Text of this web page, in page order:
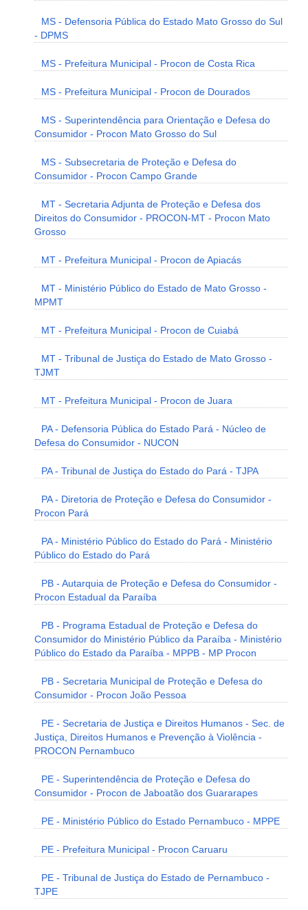
MS - Defensoria Pública do Estado Mato Grosso do Sul
- DPMS
MS - Prefeitura Municipal - Procon de Costa Rica
MS - Prefeitura Municipal - Procon de Dourados
MS - Superintendência para Orientação e Defesa do
Consumidor - Procon Mato Grosso do Sul
MS - Subsecretaria de Proteção e Defesa do
Consumidor - Procon Campo Grande
MT - Secretaria Adjunta de Proteção e Defesa dos
Direitos do Consumidor - PROCON-MT - Procon Mato
Grosso
MT - Prefeitura Municipal - Procon de Apiacás
MT - Ministério Público do Estado de Mato Grosso -
MPMT
MT - Prefeitura Municipal - Procon de Cuiabá
MT - Tribunal de Justiça do Estado de Mato Grosso -
TJMT
MT - Prefeitura Municipal - Procon de Juara
PA - Defensoria Pública do Estado Pará - Núcleo de
Defesa do Consumidor - NUCON
PA - Tribunal de Justiça do Estado do Pará - TJPA
PA - Diretoria de Proteção e Defesa do Consumidor -
Procon Pará
PA - Ministério Público do Estado do Pará - Ministério
Público do Estado do Pará
PB - Autarquia de Proteção e Defesa do Consumidor -
Procon Estadual da Paraíba
PB - Programa Estadual de Proteção e Defesa do
Consumidor do Ministério Público da Paraíba - Ministério
Público do Estado da Paraíba - MPPB - MP Procon
PB - Secretaria Municipal de Proteção e Defesa do
Consumidor - Procon João Pessoa
PE - Secretaria de Justiça e Direitos Humanos - Sec. de
Justiça, Direitos Humanos e Prevenção à Violência -
PROCON Pernambuco
PE - Superintendência de Proteção e Defesa do
Consumidor - Procon de Jaboatão dos Guararapes
PE - Ministério Público do Estado Pernambuco - MPPE
PE - Prefeitura Municipal - Procon Caruaru
PE - Tribunal de Justiça do Estado de Pernambuco -
TJPE